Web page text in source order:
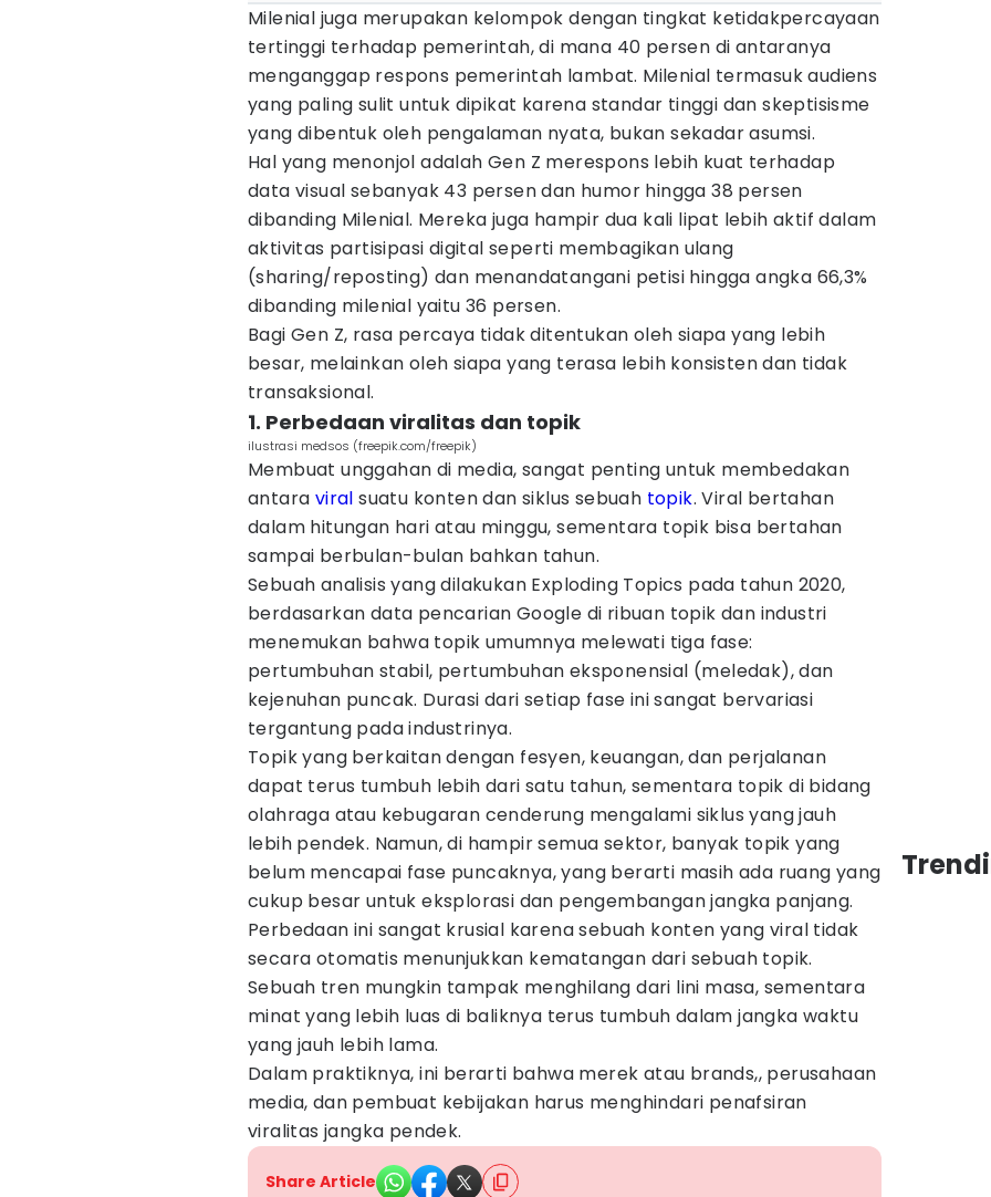
Milenial juga merupakan kelompok dengan tingkat ketidakpercayaan
tertinggi terhadap pemerintah, di mana 40 persen di antaranya
menganggap respons pemerintah lambat. Milenial termasuk audiens
yang paling sulit untuk dipikat karena standar tinggi dan skeptisisme
yang dibentuk oleh pengalaman nyata, bukan sekadar asumsi.
Hal yang menonjol adalah Gen Z merespons lebih kuat terhadap
data visual sebanyak 43 persen dan humor hingga 38 persen
dibanding Milenial. Mereka juga hampir dua kali lipat lebih aktif dalam
aktivitas partisipasi digital seperti membagikan ulang
(sharing/reposting) dan menandatangani petisi hingga angka 66,3%
dibanding milenial yaitu 36 persen.
Bagi Gen Z, rasa percaya tidak ditentukan oleh siapa yang lebih
besar, melainkan oleh siapa yang terasa lebih konsisten dan tidak
transaksional.
1. Perbedaan viralitas dan topik
ilustrasi medsos (freepik.com/freepik)
Membuat unggahan di media, sangat penting untuk membedakan
antara viral suatu konten dan siklus sebuah topik. Viral bertahan
dalam hitungan hari atau minggu, sementara topik bisa bertahan
sampai berbulan-bulan bahkan tahun.
Sebuah analisis yang dilakukan Exploding Topics pada tahun 2020,
berdasarkan data pencarian Google di ribuan topik dan industri
menemukan bahwa topik umumnya melewati tiga fase:
pertumbuhan stabil, pertumbuhan eksponensial (meledak), dan
kejenuhan puncak. Durasi dari setiap fase ini sangat bervariasi
tergantung pada industrinya.
Topik yang berkaitan dengan fesyen, keuangan, dan perjalanan
dapat terus tumbuh lebih dari satu tahun, sementara topik di bidang
olahraga atau kebugaran cenderung mengalami siklus yang jauh
lebih pendek. Namun, di hampir semua sektor, banyak topik yang
belum mencapai fase puncaknya, yang berarti masih ada ruang yang
cukup besar untuk eksplorasi dan pengembangan jangka panjang.
Perbedaan ini sangat krusial karena sebuah konten yang viral tidak
secara otomatis menunjukkan kematangan dari sebuah topik.
Sebuah tren mungkin tampak menghilang dari lini masa, sementara
minat yang lebih luas di baliknya terus tumbuh dalam jangka waktu
yang jauh lebih lama.
Dalam praktiknya, ini berarti bahwa merek atau brands,, perusahaan
media, dan pembuat kebijakan harus menghindari penafsiran
viralitas jangka pendek.
Share Article